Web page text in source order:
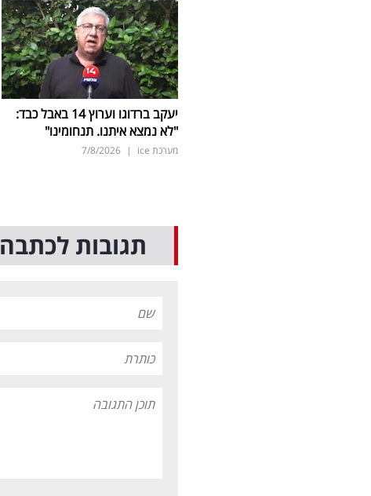
יעקב ברדוגו וערוץ 14 באבל כבד:
"לא נמצא איתנו. תנחומינו"
מערכת ice |
7/8/2026
תגובות לכתבה